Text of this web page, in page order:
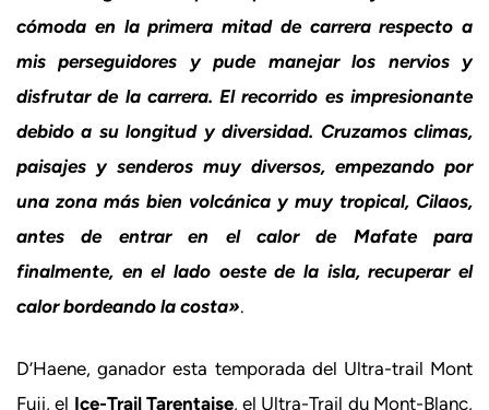
cómoda en la primera mitad de carrera respecto a
mis perseguidores y pude manejar los nervios y
disfrutar de la carrera. El recorrido es impresionante
debido a su longitud y diversidad. Cruzamos climas,
paisajes y senderos muy diversos, empezando por
una zona más bien volcánica y muy tropical, Cilaos,
antes de entrar en el calor de Mafate para
finalmente, en el lado oeste de la isla, recuperar el
calor bordeando la costa».
D’Haene, ganador esta temporada del Ultra-trail Mont
Fuji, el Ice-Trail Tarentaise, el Ultra-Trail du Mont-Blanc,